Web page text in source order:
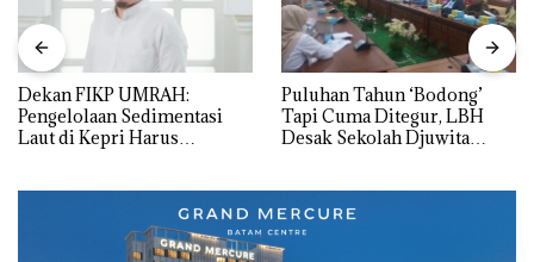
Dekan FIKP UMRAH:
Pengelolaan Sedimentasi
Laut di Kepri Harus
Puluhan Tahun ‘Bodong’
Tapi Cuma Ditegur, LBH
Desak Sekolah Djuwita